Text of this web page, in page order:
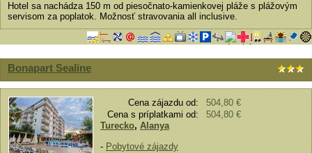
Hotel sa nachádza 150 m od piesočnato-kamienkovej pláže s plážovým
servisom za poplatok. Možnosť stravovania all inclusive.
Bonapart Sealine
Cena zájazdu od:
504,80 €
Cena s príplatkami od:
504,80 €
Turecko, Alanya
- Pobytové zájazdy